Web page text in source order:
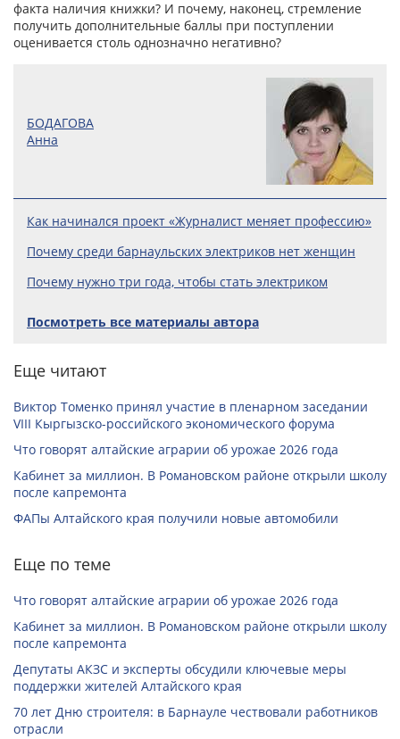
факта наличия книжки? И почему, наконец, стремление
получить дополнительные баллы при поступлении
оценивается столь однозначно негативно?
БОДАГОВА
Анна
Как начинался проект «Журналист меняет профессию»
Почему среди барнаульских электриков нет женщин
Почему нужно три года, чтобы стать электриком
Посмотреть все материалы автора
Еще читают
Виктор Томенко принял участие в пленарном заседании
VIII Кыргызско-российского экономического форума
Что говорят алтайские аграрии об урожае 2026 года
Кабинет за миллион. В Романовском районе открыли школу
после капремонта
ФАПы Алтайского края получили новые автомобили
Еще по теме
Что говорят алтайские аграрии об урожае 2026 года
Кабинет за миллион. В Романовском районе открыли школу
после капремонта
Депутаты АКЗС и эксперты обсудили ключевые меры
поддержки жителей Алтайского края
70 лет Дню строителя: в Барнауле чествовали работников
отрасли